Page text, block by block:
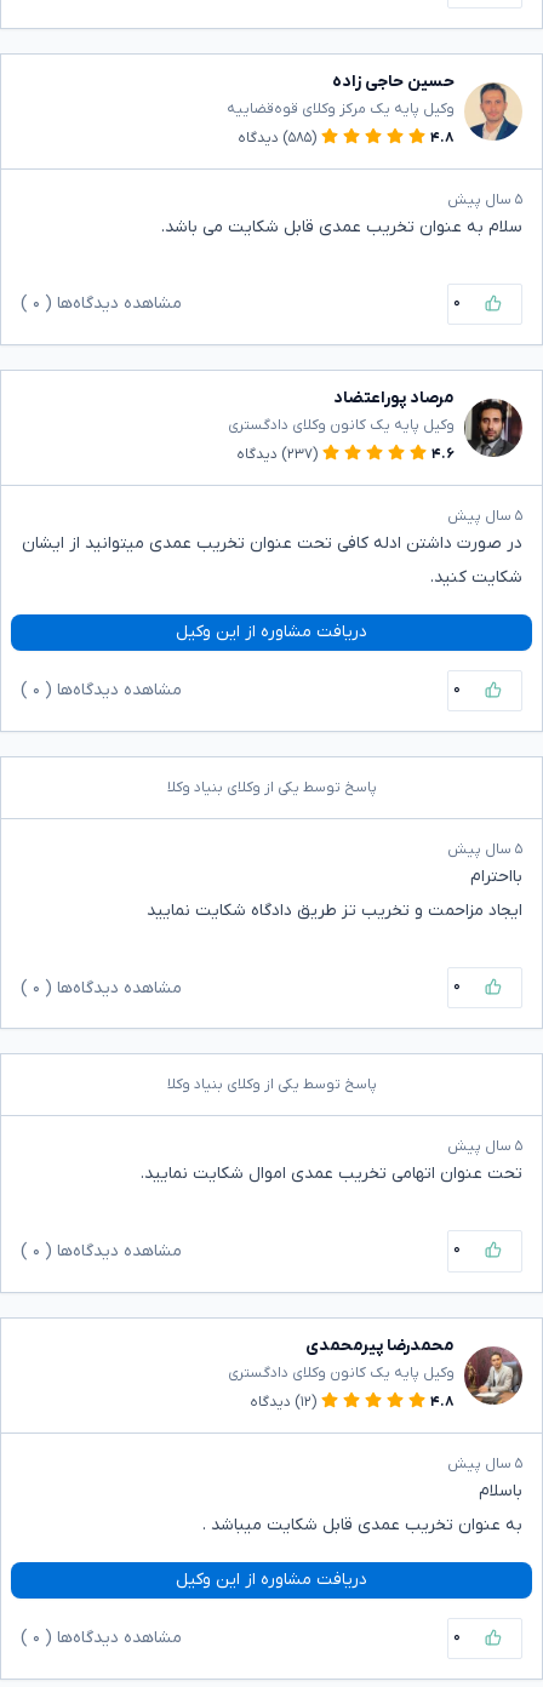
حسین حاجی زاده
وکیل پایه یک مرکز وکلای قوه‌قضاییه
۴.۸
(۵۸۵) دیدگاه
۵ سال پیش
سلام به عنوان تخریب عمدی قابل شکایت می باشد.
۰ مشاهده دیدگاه‌ها ( ۰
مرصاد پوراعتضاد
وکیل پایه یک کانون وکلای دادگستری
۴.۶
(۲۳۷) دیدگاه
۵ سال پیش
در صورت داشتن ادله کافی تحت عنوان تخریب عمدی میتوانید از ایشان
شکایت کنید.
دریافت مشاوره از این وکیل
۰ مشاهده دیدگاه‌ها ( ۰
پاسخ توسط یکی از وکلای بنیاد وکلا
۵ سال پیش
بااحترام
ایجاد مزاحمت و تخریب تز طریق دادگاه شکایت نمایید
۰ مشاهده دیدگاه‌ها ( ۰
پاسخ توسط یکی از وکلای بنیاد وکلا
۵ سال پیش
تحت عنوان اتهامی تخریب عمدی اموال شکایت نمایید.
۰ مشاهده دیدگاه‌ها ( ۰
محمدرضا پیرمحمدی
وکیل پایه یک کانون وکلای دادگستری
۴.۸
(۱۲) دیدگاه
۵ سال پیش
باسلام
به عنوان تخریب عمدی قابل شکایت میباشد .
دریافت مشاوره از این وکیل
۰ مشاهده دیدگاه‌ها ( ۰